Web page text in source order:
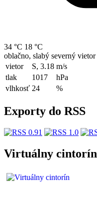
34 °C 18 °C
oblačno, slabý severný vietor
vietor
S, 3.18 m/s
tlak
1017
hPa
vlhkosť 24 %
Exporty do RSS
Virtuálny cintorín